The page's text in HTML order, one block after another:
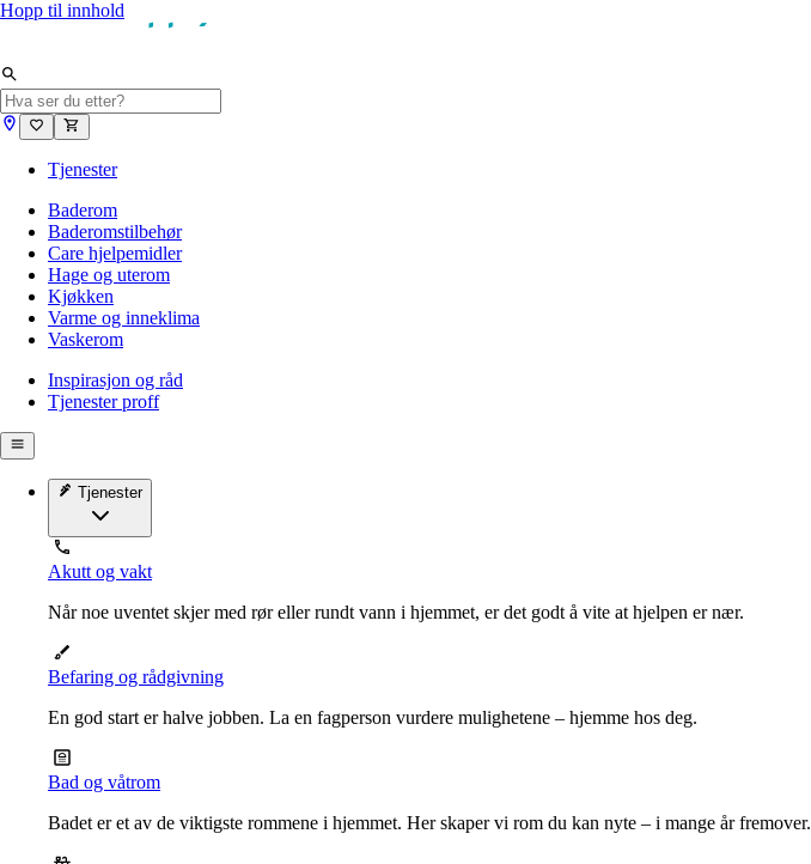
Hopp til innhold
Tjenester
Baderom
Baderomstilbehør
Care hjelpemidler
Hage og uterom
Kjøkken
Varme og inneklima
Vaskerom
Inspirasjon og råd
Tjenester proff
Tjenester
Akutt og vakt
Når noe uventet skjer med rør eller rundt vann i hjemmet, er det godt å vite at hjelpen er nær.
Befaring og rådgivning
En god start er halve jobben. La en fagperson vurdere mulighetene – hjemme hos deg.
Bad og våtrom
Badet er et av de viktigste rommene i hjemmet. Her skaper vi rom du kan nyte – i mange år fremover.